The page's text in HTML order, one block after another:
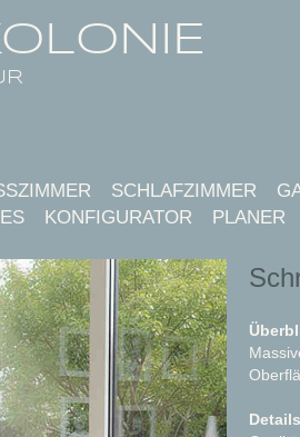
SCHLAFZIMMER
KONFIGURATOR PLANER
Details